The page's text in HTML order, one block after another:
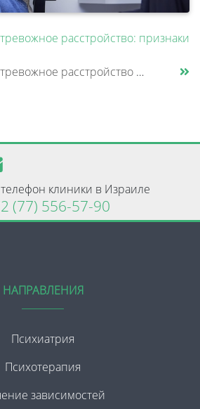
расстройство: признаки
Генерализованное тревожное расстройство — это состояние, при котором человек испытывает постоянное внутреннее напряжение......
клиники в Израиле
(77) 556-57-90
НАПРАВЛЕНИЯ
Психиатрия
Психотерапия
зависимостей